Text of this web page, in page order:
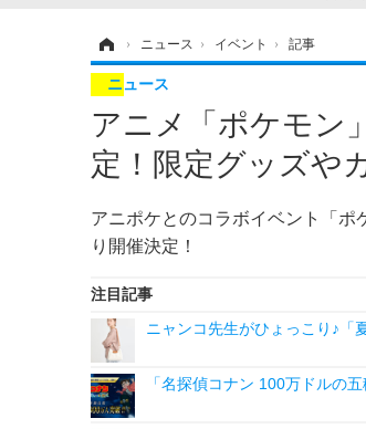
› ニュース › イベント › 記事
アニメ「ポケモン
定！限定グッズや
アニポケとのコラボイベント「ポ
り開催決定！
ニュース
注目記事
ニャンコ先生がひょっこり♪「
「名探偵コナン 100万ドルの